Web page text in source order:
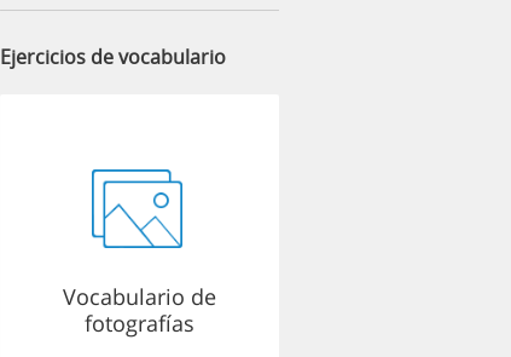
Ejercicios de vocabulario
Vocabulario de
fotografías